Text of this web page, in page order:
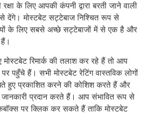
के लिए आपकी कंपनी द्वारा बरती जाने वाली
देंगे। मोस्टबेट सट्टेबाज निश्चित रूप से
के लिए सबसे अच्छे सट्टेबाजों में से एक है और
रिमार्क की तलाश कर रहे हैं तो आप
पहुँचे हैं। सभी मोस्टबेट रेटिंग वास्तविक लोगों
हुए प्रकाशित करने की कोशिश करते हैं और
जानकारी प्रदान करते हैं। आप संभावित रूप से
पर क्लिक कर सकते हैं ताकि मोस्टबेट